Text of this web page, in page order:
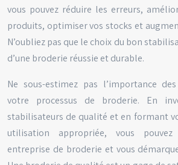
vous pouvez réduire les erreurs,
produits, optimiser vos stocks et
N’oubliez pas que le choix du bon
d’une broderie réussie et durable.
Ne sous-estimez pas l’importance
votre processus de broderie. En
stabilisateurs de qualité et en formant
utilisation appropriée, vous
entreprise de broderie et vous